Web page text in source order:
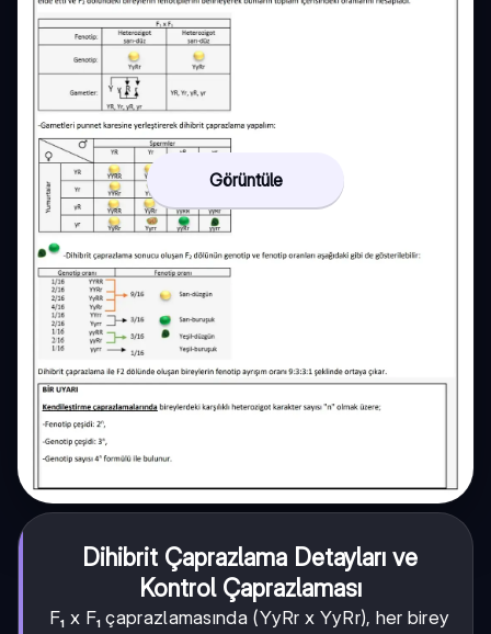
Görüntüle
Dihibrit Çaprazlama Detayları ve
Kontrol Çaprazlaması
F₁ x F₁ çaprazlamasında (YyRr x YyRr), her birey